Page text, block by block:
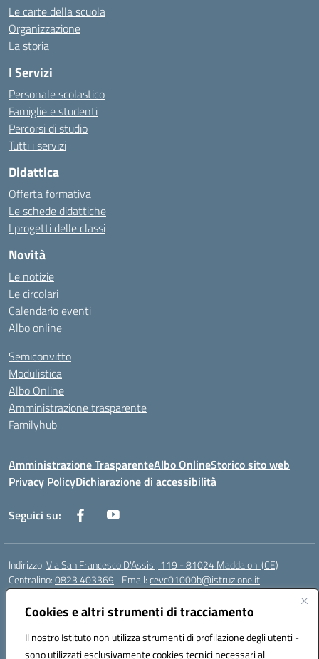
Cookies e altri strumenti di tracciamento
Il nostro Istituto non utilizza strumenti di profilazione degli utenti -
sono utilizzati esclusivamente cookies tecnici necessari al
Le carte della scuola
Organizzazione
La storia
I Servizi
Personale scolastico
Famiglie e studenti
Percorsi di studio
Tutti i servizi
Didattica
Offerta formativa
Le schede didattiche
I progetti delle classi
Novità
Le notizie
Le circolari
Calendario eventi
Albo online
Semiconvitto
Modulistica
Albo Online
Amministrazione trasparente
Familyhub
Amministrazione TrasparenteAlbo OnlineStorico sito web
Privacy PolicyDichiarazione di accessibilità
Seguici su:
Indirizzo:Via San Francesco D'Assisi, 119 - 81024 Maddaloni (CE)
Centralino:0823 403369 Email:cevc01000b@istruzione.it
Posta elettronica certificata (PEC):
Codice fiscale: 80004990612 (Convitto) - 93044680614 (Scuole
Annesse)
Codice meccanografico:CEVC01000B